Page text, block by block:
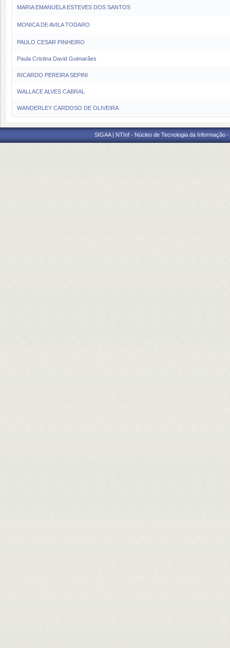
MARIA EMANUELA ESTEVES DOS SANTOS
MONICA DE AVILA TODARO
PAULO CESAR PINHEIRO
Paula Cristina David Guimarães
RICARDO PEREIRA SEPINI
WALLACE ALVES CABRAL
WANDERLEY CARDOSO DE OLIVEIRA
SIGAA | NTInf - Núcleo de Tecnologia da